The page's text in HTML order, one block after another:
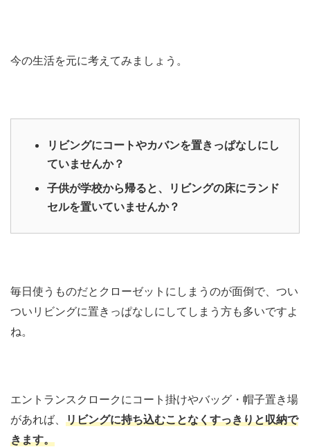
今の生活を元に考えてみましょう。
リビングにコートやカバンを置きっぱなしにし
ていませんか？
子供が学校から帰ると、リビングの床にランド
セルを置いていませんか？
毎日使うものだとクローゼットにしまうのが面倒で、つい
ついリビングに置きっぱなしにしてしまう方も多いですよ
ね。
エントランスクロークにコート掛けやバッグ・帽子置き場
があれば、 リビングに持ち込むことなくすっきりと収納で
きます。